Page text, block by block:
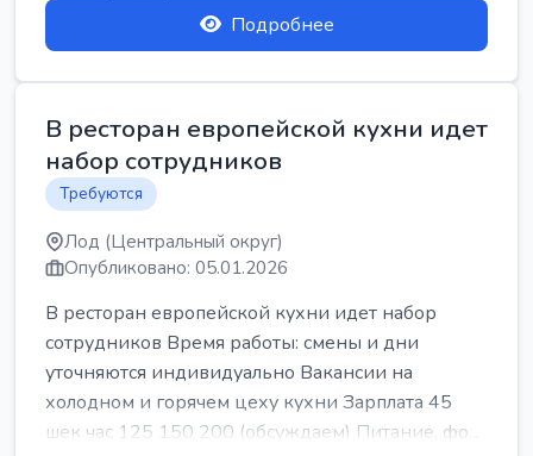
Подробнее
В ресторан европейской кухни идет
набор сотрудников
Требуются
Лод (Центральный округ)
Опубликовано: 05.01.2026
В ресторан европейской кухни идет набор
сотрудников Время работы: смены и дни
уточняются индивидуально Вакансии на
холодном и горячем цеху кухни Зарплата 45
шек час 125 150 200 (обсуждаем) Питание, фо...